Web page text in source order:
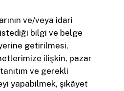
ve/veya idari
bilgi ve belge
getirilmesi,
ilişkin, pazar
ve gerekli
yapabilmek, şikâyet